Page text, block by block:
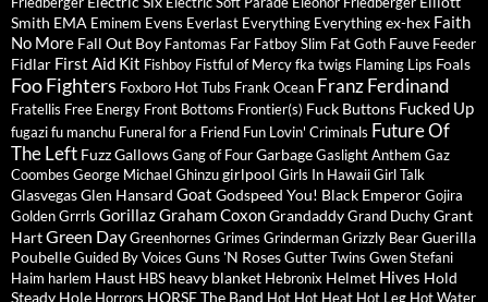
Smith EMA Eminem Evens Everlast Everything Everythingex-hex Faith
No More Fall Out Boy Fantomas Far Fatboy Slim Fat Goth Fauve Feeder
Fidlar First Aid Kit Fishboy Fistful of Mercyfka twigs Flaming Lips Foals
Foo Fighters Foxboro Hot Tubs Frank Ocean Franz Ferdinand
Fratellis Free Energy Front Bottoms Frontier(s) Fuck Buttons Fucked Up
fugazifu manchu Funeral for a Friend Fun Lovin' Criminals Future Of
The Left FuzzGallowsGang of FourGarbageGaslight Anthem Gaz
Coombes George MichaelGhinzugirlpool Girls In HawaiiGirl Talk
GlasvegasGlen Hansard Goat Godspeed You! Black EmperorGojira
Golden Grrrls GorillazGraham CoxonGrandaddyGrand DuchyGrant
HartGreen DayGreenhornes Grimes GrindermanGrizzly BearGuerilla
PoubelleGuided By Voices Guns 'N RosesGutter Twins Gwen Stefani
Haim harlem Haust HBS heavy blanket Hebronix Helmet Hives Hold
Steady Hole Horrors HORSE The Band Hot Hot Heat Hot Leg Hot Water